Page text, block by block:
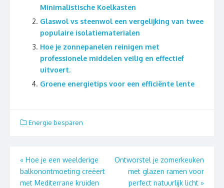
Minimalistische Koelkasten
Glaswol vs steenwol een vergelijking van twee
populaire isolatiematerialen
Hoe je zonnepanelen reinigen met
professionele middelen veilig en effectief
uitvoert.
Groene energietips voor een efficiënte lente
Energie besparen
Berichtnavigatie
« Hoe je een weelderige
balkonontmoeting creëert
met Mediterrane kruiden
Ontworstel je zomerkeuken
met glazen ramen voor
perfect natuurlijk licht »